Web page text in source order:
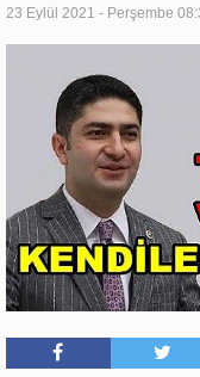
23 Eylül 2021 - Perşembe